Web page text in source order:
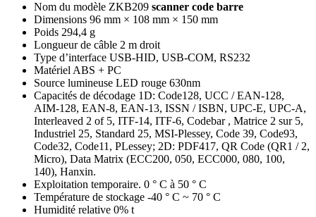
Nom du modèle ZKB209 scanner code barre
Dimensions 96 mm × 108 mm × 150 mm
Poids 294,4 g
Longueur de câble 2 m droit
Type d’interface USB-HID, USB-COM, RS232
Matériel ABS + PC
Source lumineuse LED rouge 630nm
Capacités de décodage 1D: Code128, UCC / EAN-128,
AIM-128, EAN-8, EAN-13, ISSN / ISBN, UPC-E, UPC-A,
Interleaved 2 of 5, ITF-14, ITF-6, Codebar , Matrice 2 sur 5,
Industriel 25, Standard 25, MSI-Plessey, Code 39, Code93,
Code32, Code11, PLessey; 2D: PDF417, QR Code (QR1 / 2,
Micro), Data Matrix (ECC200, 050, ECC000, 080, 100,
140), Hanxin.
Exploitation temporaire. 0 ° C à 50 ° C
Température de stockage -40 ° C ~ 70 ° C
Humidité relative 0% t